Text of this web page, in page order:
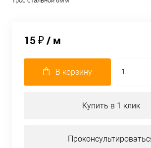
15 ₽/ м
В корзину
Купить в 1 клик